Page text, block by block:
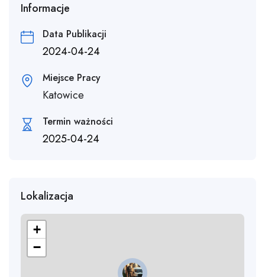
Informacje
Data Publikacji
2024-04-24
Miejsce Pracy
Katowice
Termin ważności
2025-04-24
Lokalizacja
+
−